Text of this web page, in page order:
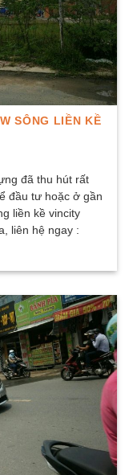
SÔNG LIỀN KỀ
đã thu hút rất
đầu tư hoặc ở gần
liền kề vincity
liên hệ ngay :